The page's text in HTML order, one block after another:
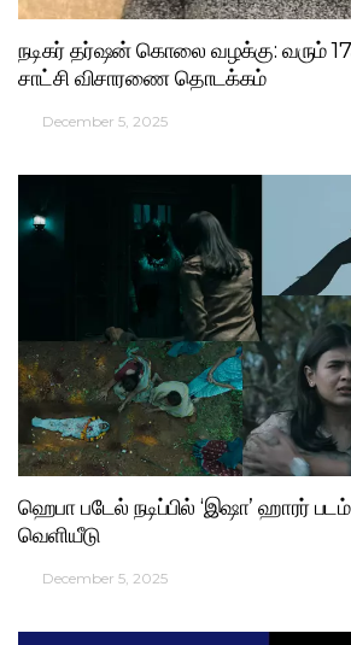
நடிகர் தர்ஷன் கொலை வழக்கு: வரும்
சாட்சி விசாரணை தொடக்கம்
December 5, 2025
ஹெபா படேல் நடிப்பில் ‘இஷா’ ஹாரர்
வெளியீடு
December 5, 2025